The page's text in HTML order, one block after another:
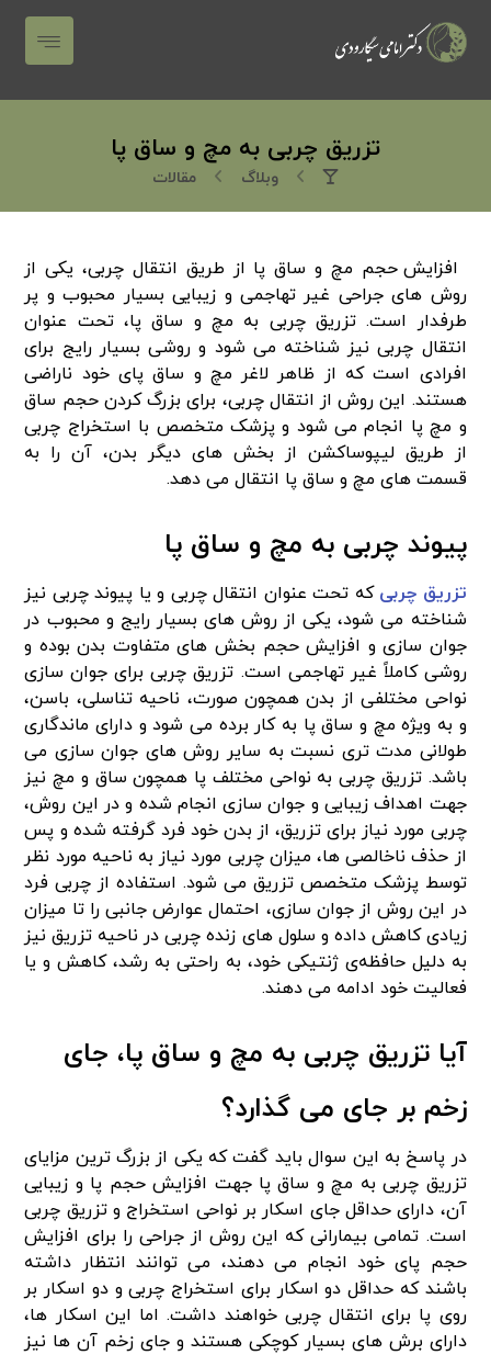
تزریق چربی به مچ و ساق پا
وبلاگ مقالات
افزایش حجم مچ و ساق پا از طریق انتقال چربی، یکی از
روش‌ های جراحی غیر تهاجمی و زیبایی بسیار محبوب و پر
طرفدار است. تزریق چربی به مچ و ساق پا، تحت عنوان
انتقال چربی نیز شناخته می‌ شود و روشی بسیار رایج برای
افرادی است که از ظاهر لاغر مچ و ساق پای خود ناراضی
هستند. این روش از انتقال چربی، برای بزرگ کردن حجم ساق
و مچ پا انجام می‌ شود و پزشک متخصص با استخراج چربی
از طریق لیپوساکشن از بخش‌ های دیگر بدن، آن را به
قسمت‌ های مچ و ساق پا انتقال می‌ دهد.
پیوند چربی به مچ و ساق پا
تزریق چربی که تحت عنوان انتقال چربی و یا پیوند چربی نیز
شناخته می‌ شود، یکی از روش‌ های بسیار رایج و محبوب در
جوان‌ سازی و افزایش حجم بخش‌ های متفاوت بدن بوده و
روشی کاملاً غیر تهاجمی است. تزریق چربی برای جوان‌ سازی
نواحی مختلفی از بدن همچون صورت، ناحیه تناسلی، باسن،
و به‌ ویژه مچ و ساق پا به‌ کار برده می‌ شود و دارای ماندگاری
طولانی مدت‌ تری نسبت‌ به سایر روش‌ های جوان‌ سازی می‌
باشد. تزریق چربی به نواحی مختلف پا همچون ساق و مچ نیز
جهت اهداف زیبایی و جوان‌ سازی انجام شده و در این روش،
چربی مورد نیاز برای تزریق، از بدن خود فرد گرفته شده و پس‌
از حذف ناخالصی‌ ها، میزان چربی مورد نیاز به ناحیه‌ مورد نظر
توسط پزشک متخصص تزریق می‌ شود. استفاده از چربی فرد
در این روش از جوان‌ سازی، احتمال عوارض جانبی را تا میزان
زیادی کاهش داده و سلول‌ های زنده چربی در ناحیه تزریق نیز
به‌ دلیل حافظه‌ی ژنتیکی خود، به‌ راحتی به رشد، کاهش و یا
فعالیت خود ادامه می‌ دهند.
آیا تزریق چربی به مچ و ساق پا، جای
زخم بر جای می‌ گذارد؟
در پاسخ به این سوال باید گفت که یکی از بزرگ‌ ترین مزایای
تزریق چربی به مچ و ساق پا جهت افزایش حجم پا و زیبایی
آن، دارای حداقل جای اسکار بر نواحی استخراج و تزریق چربی
است. تمامی بیمارانی که این روش از جراحی را برای افزایش
حجم پای خود انجام می‌ دهند، می‌ توانند انتظار داشته
باشند که حداقل دو اسکار برای استخراج چربی و دو اسکار بر
روی پا برای انتقال چربی خواهند داشت. اما این اسکار ها،
دارای برش‌ های بسیار کوچکی هستند و جای زخم آن‌ ها نیز